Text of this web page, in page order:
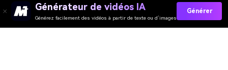
Générateur de vidéos IA
Générez facilement des vidéos à partir de texte ou d’images
Générer